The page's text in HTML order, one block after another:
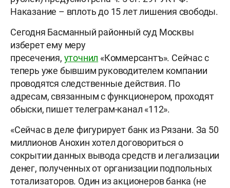
Наказание – вплоть до 15 лет лишения свободы.
Сегодня Басманный районный суд Москвы
изберет ему меру
пресечения, уточнил «Коммерсантъ». Сейчас с
теперь уже бывшим руководителем компании
проводятся следственные действия. По
адресам, связанным с функционером, проходят
обыски, пишет телеграм-канал «112».
«Сейчас в деле фигурирует банк из Рязани. За 50
миллионов Анохин хотел договориться о
сокрытии данных вывода средств и легализации
денег, полученных от организации подпольных
тотализаторов. Один из акционеров банка (не